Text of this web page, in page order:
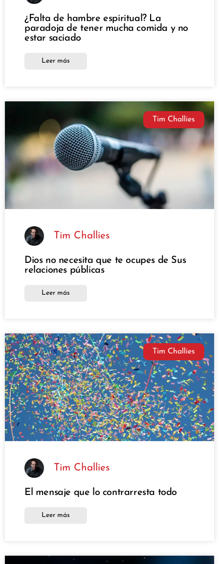
¿Falta de hambre espiritual? La
paradoja de tener mucha comida y no
estar saciado
Leer más
Tim Challies
Tim Challies
Dios no necesita que te ocupes de Sus
relaciones públicas
Leer más
Tim Challies
Tim Challies
El mensaje que lo contrarresta todo
Leer más